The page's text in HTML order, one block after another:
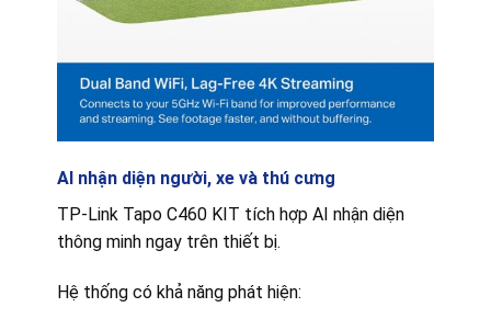
AI nhận diện người, xe và thú cưng
TP-Link Tapo C460 KIT tích hợp AI nhận diện
thông minh ngay trên thiết bị.
Hệ thống có khả năng phát hiện: